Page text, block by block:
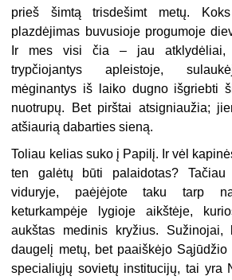
prieš šimtą trisdešimt metų.
plazdėjimas buvusioje progumoje
Ir mes visi čia – jau atklydėliai,
trypčiojantys apleistoje,
mėginantys iš laiko dugno išgriebti
nuotrupų. Bet pirštai atsigniaužia;
atšiaurią dabarties sieną.
Toliau kelias suko į Papilį. Ir vėl
ten galėtų būti palaidotas? Tačiau
viduryje, paėjėjote taku tarp
keturkampėje lygioje aikštėje,
aukštas medinis kryžius. Sužinojai,
daugelį metų, bet paaiškėjo
specialiųjų sovietų institucijų, tai yra